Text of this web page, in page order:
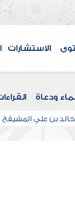
الاستشارات
ودعاة
خالد بن علي المشيقح